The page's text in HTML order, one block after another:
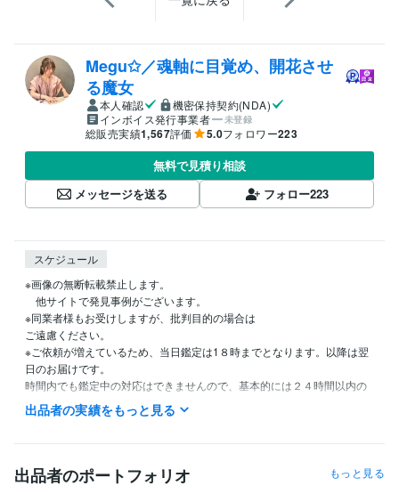
Megu✩／魂軸に目覚め、開花させ
る魔女
本人確認
機密保持契約(NDA)
インボイス発行事業者
未登録
総販売実績1,567評価 5.0フォロワー223
無料で見積り相談
メッセージを送る
フォロー223
スケジュール
※画像の無断転載禁止します。
他サイトで発見事例がございます。
※同業者様もお受けしますが、批判目的の場合は
ご遠慮ください。
※ご依頼が増えているため、当日鑑定は1８時までとなります。以降は翌
日のお届けです。
時間内でも鑑定中の対応はできませんので、基本的には２４時間以内の
鑑定、と捉えてくださいませ。
オーダーメニューをご希望の方はメッセージくださいませ＾＾
出品者の実績をもっと見る
出品者のポートフォリオ もっと見る